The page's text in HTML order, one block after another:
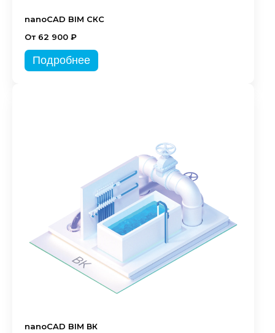
nanoCAD BIM СКС
От 62 900 ₽
Подробнее
nanoCAD BIM ВК